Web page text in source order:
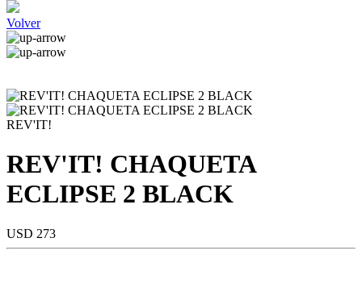
Volver
REV'IT!
REV'IT! CHAQUETA
ECLIPSE 2 BLACK
USD 273